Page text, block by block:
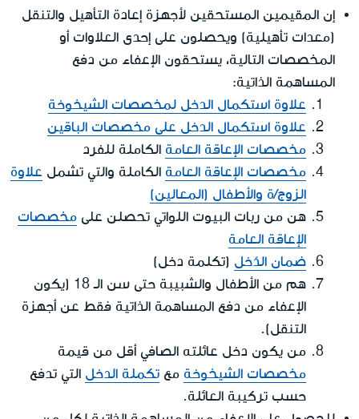
إن المقيمين المستحقين لأجهزة إعادة التأهيل والتنقل
(معدات تأهيلية) ويحصلون على إحدى العلاوات أو
المخصصات التالية، يستحقون الإعفاء من دفع
المساهمة الذاتية:
علاوة استكمال الدخل لمخصصات الشيخوخة
علاوة استكمال الدخل على مخصصات الباقين
مخصصات الإعاقة العامة الكاملة للفرد
مخصصات الإعاقة العامة الكاملة والتي تشمل علاوة
الزوج/ة والأطفال (المعالين)
هن من ربات البيوت اللواتي تحصلن على مخصصات
الإعاقة العامة
ضمان الدّخل (تكلمة دخل)
هم من الأطفال والشبيبة حتى سن الـ 18 (يكون
الإعفاء من دفع المساهمة الذاتية فقط عن أجهزة
التنقل).
من يكون دخل عائلته الصافي أقل من قيمة
مخصصات الشيخوخة مع تكملة الدخل التي تدفع
حسب تركيبة العائلة.